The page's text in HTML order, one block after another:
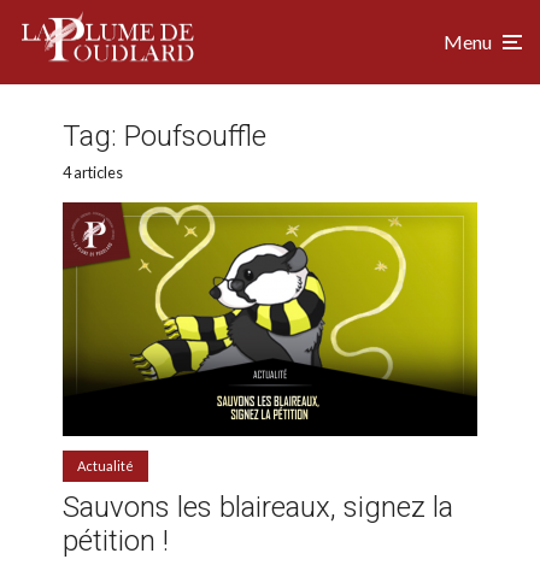
Menu
Tag: Poufsouffle
4 articles
Actualité
Sauvons les blaireaux, signez la
pétition !